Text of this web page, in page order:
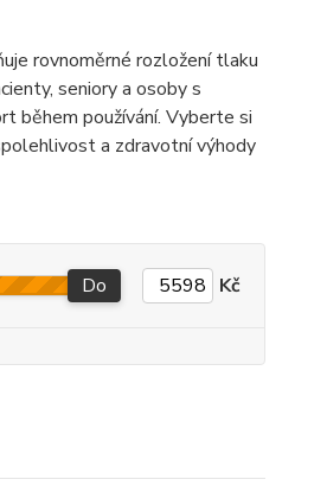
rovnoměrné rozložení tlaku
seniory a osoby s
během používání. Vyberte si
a zdravotní výhody
Do Kč